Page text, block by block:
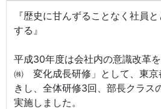
『歴史に甘んずることなく社員
する』
平成30年度は会社内の意識改革
㈱ 変化成長研修」として、東京
きし、全体研修3回、部長クラス
実施しました。